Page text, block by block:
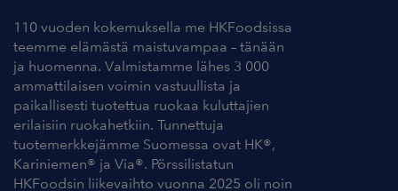
110 vuoden kokemuksella me HKFoodsissa
teemme elämästä maistuvampaa – tänään
ja huomenna. Valmistamme lähes 3 000
ammattilaisen voimin vastuullista ja
paikallisesti tuotettua ruokaa kuluttajien
erilaisiin ruokahetkiin. Tunnettuja
tuotemerkkejämme Suomessa ovat HK®,
Kariniemen® ja Via®. Pörssilistatun
HKFoodsin liikevaihto vuonna 2025 oli noin